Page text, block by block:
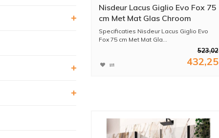
Nisdeur Lacus Giglio Evo Fox 75
cm Met Mat Glas Chroom
Specificaties Nisdeur Lacus Giglio Evo
Fox 75 cm Met Mat Gla...
523,02
432,25